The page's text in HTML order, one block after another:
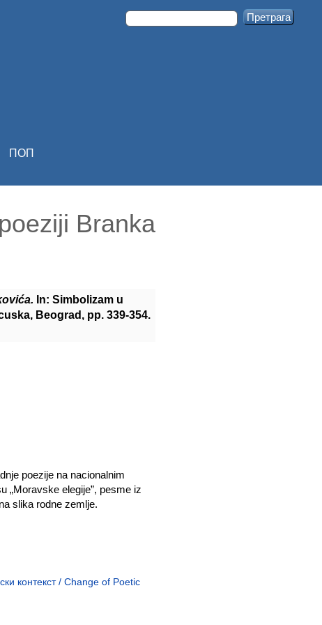
ПОП
Branka
In: Simbolizam u
Beograd, pp. 339-354.
poezije na nacionalnim
„Moravske elegije”, pesme iz
slika rodne zemlje.
контекст / Change of Poetic